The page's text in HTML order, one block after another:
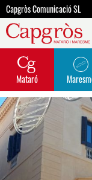
Capgròs Comunicació SL
Mataró